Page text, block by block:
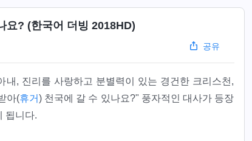
요? (한국어 더빙 2018HD)
공유
내, 진리를 사랑하고 분별력이 있는 경건한 크리스천,
아(휴거) 천국에 갈 수 있나요?" 풍자적인 대사가 등장
됩니다.